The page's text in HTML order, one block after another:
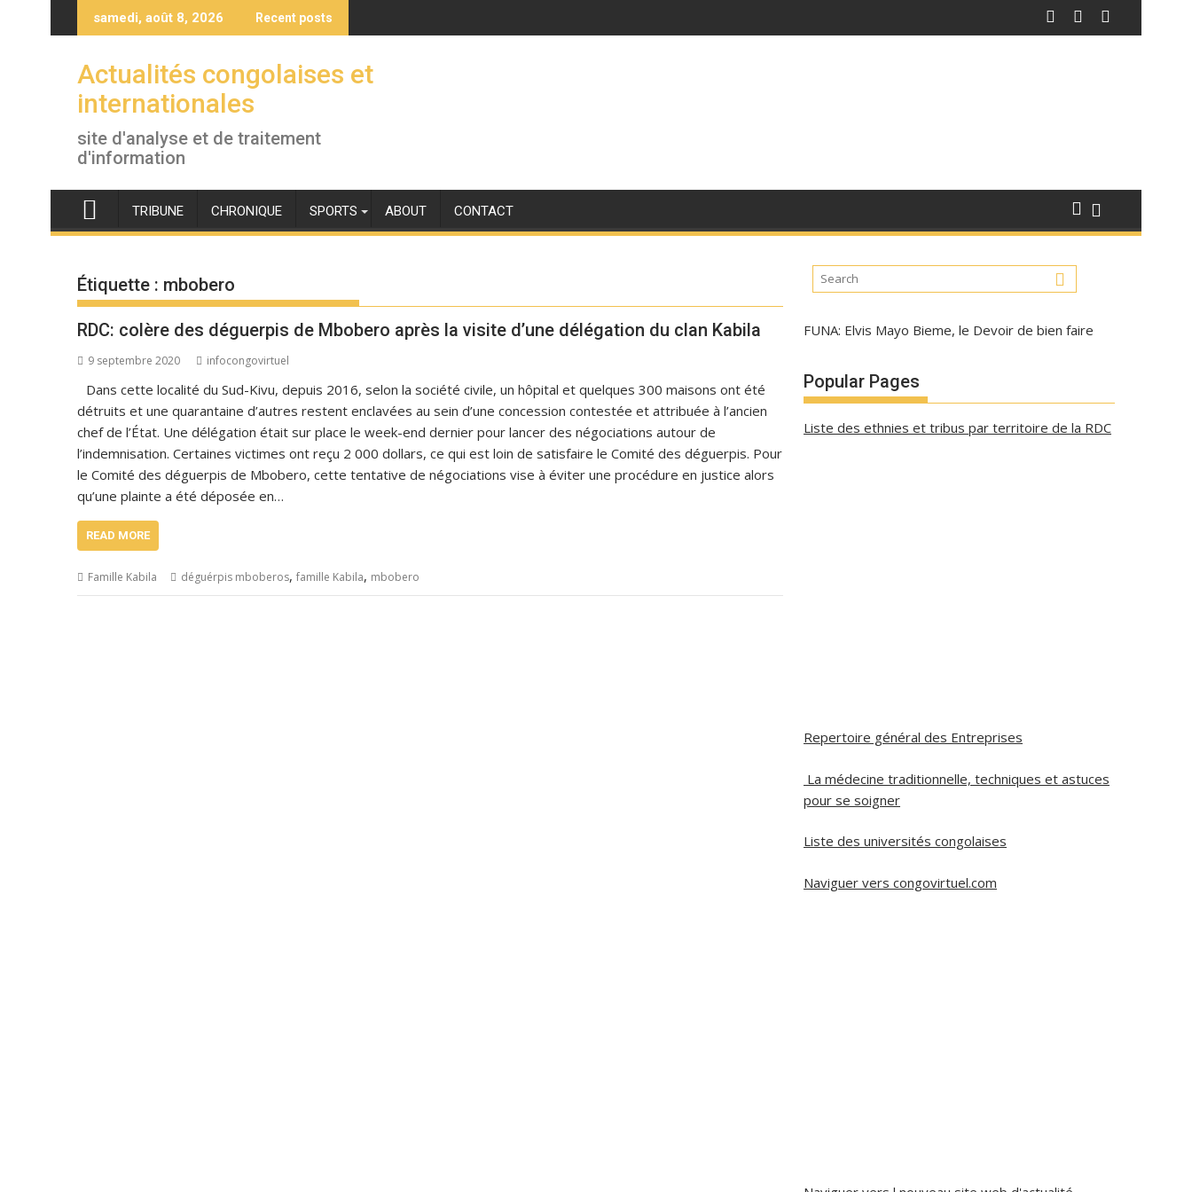
to
samedi, août 8, 2026 Recent posts
Actualités congolaises et
internationales
site d'analyse et de traitement
d'information
TRIBUNE CHRONIQUE SPORTS ABOUT CONTACT
Étiquette : mbobero
RDC: colère des déguerpis de Mbobero après la visite d’une délégation du clan Kabila
9 septembre 2020 infocongovirtuel
Dans cette localité du Sud-Kivu, depuis 2016, selon la société civile, un hôpital et quelques 300 maisons ont été
détruits et une quarantaine d’autres restent enclavées au sein d’une concession contestée et attribuée à l’ancien
chef de l’État. Une délégation était sur place le week-end dernier pour lancer des négociations autour de
l’indemnisation. Certaines victimes ont reçu 2 000 dollars, ce qui est loin de satisfaire le Comité des déguerpis. Pour
le Comité des déguerpis de Mbobero, cette tentative de négociations vise à éviter une procédure en justice alors
qu’une plainte a été déposée en…
READ MORE
Famille Kabila déguérpis mboberos, famille Kabila, mbobero
FUNA: Elvis Mayo Bieme, le Devoir de bien faire
Popular Pages
Liste des ethnies et tribus par territoire de la RDC
Repertoire général des Entreprises
La médecine traditionnelle, techniques et astuces
pour se soigner
Liste des universités congolaises
Naviguer vers congovirtuel.com